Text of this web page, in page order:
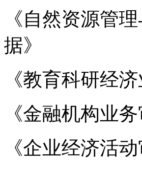
《自然资源管
据》
《教育科研经
《金融机构业
《企业经济活